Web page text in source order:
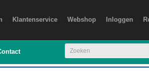
Klantenservice Webshop Inloggen